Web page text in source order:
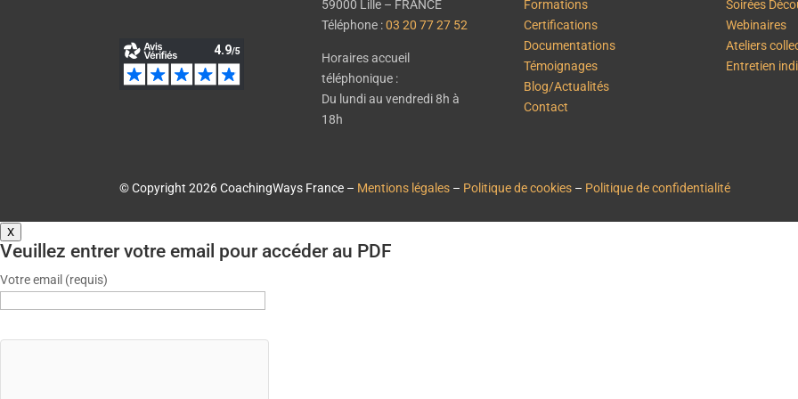
59000 Lille – FRANCE
Téléphone :03 20 77 27 52
Horaires accueil
téléphonique :
Du lundi au vendredi 8h à
18h
Formations
Certifications
Documentations
Témoignages
Blog/Actualités
Contact
Soirées
Webinaires
Ateliers
Entretien
© Copyright 2026 CoachingWays France – Mentions légales – Politique de cookies – Politique de confidentialité
X
Veuillez entrer votre email pour accéder au PDF
Votre email (requis)
city